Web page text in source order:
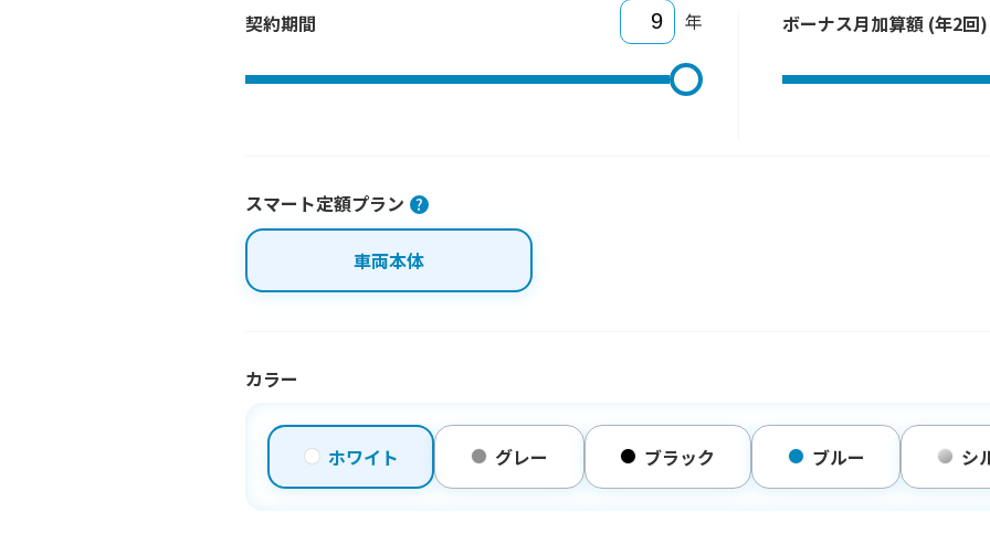
契約期間 年 ボーナス月加算額 (年2回)
スマート定額プラン
車両本体
カラー
ホワイト グレー ブラック ブルー シ